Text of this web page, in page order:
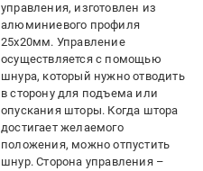
управления, изготовлен из
алюминиевого профиля
25х20мм. Управление
осуществляется с помощью
шнура, который нужно отводить
в сторону для подъема или
опускания шторы. Когда штора
достигает желаемого
положения, можно отпустить
шнур. Сторона управления –